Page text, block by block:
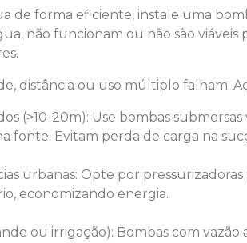
de forma eficiente, instale uma
não funcionam ou não são
distância ou uso múltiplo falham.
(>10-20m): Use bombas
fonte. Evitam perda de carga na
urbanas: Opte por
economizando energia.
ou irrigação): Bombas com